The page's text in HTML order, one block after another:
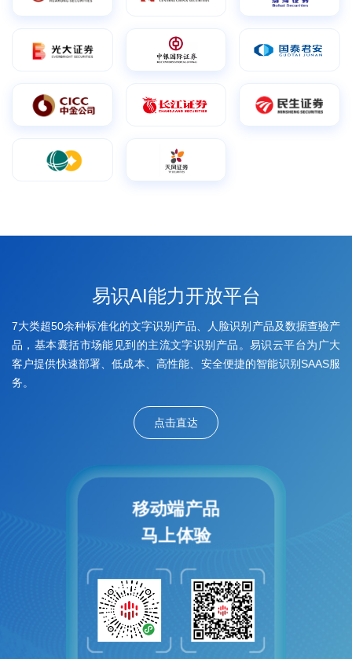
易识AI能力开放平台
7大类超50余种标准化的文字识别产品、人脸识别产品及数据查验产
品，基本囊括市场能见到的主流文字识别产品。易识云平台为广大
客户提供快速部署、低成本、高性能、安全便捷的智能识别SAAS服
务。
点击直达
移动端产品
马上体验